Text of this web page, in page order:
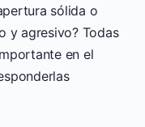
sólida o
y agresivo? Todas
en el